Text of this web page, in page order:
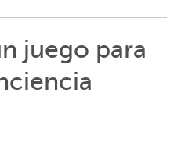
juego para